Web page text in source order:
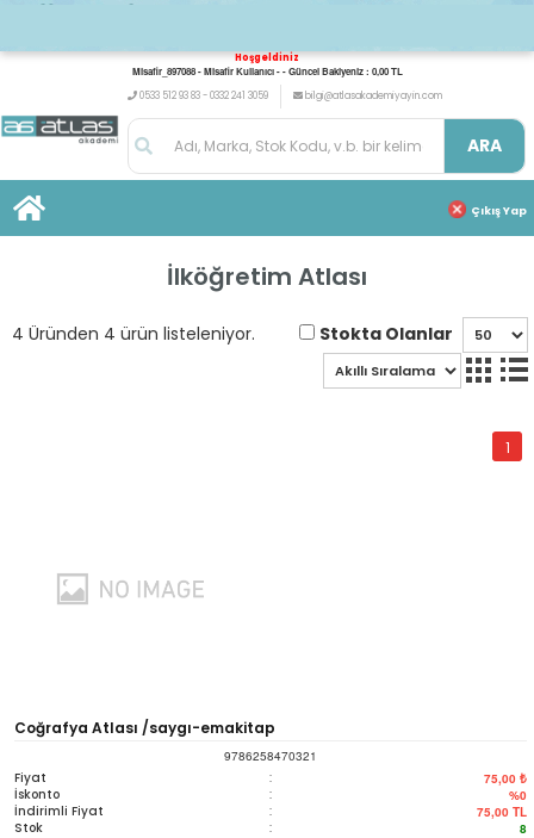
Hoşgeldiniz
Misafir_897088 - Misafir Kullanıcı - - Güncel Bakiyeniz : 0,00 TL
0533 512 93 83 - 0332 241 3059
bilgi@atlasakademiyayin.com
ARA
Çıkış Yap
İlköğretim Atlası
4 Üründen 4 ürün listeleniyor. Stokta Olanlar
1
Coğrafya Atlası /saygı-emakitap
9786258470321
Fiyat : 75,00 ₺
İskonto : %0
İndirimli Fiyat : 75,00 TL
Stok : 8